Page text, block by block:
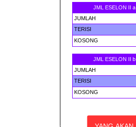
JML ESELON II a
JUMLAH
TERISI
KOSONG
JML ESELON II b
JUMLAH
TERISI
KOSONG